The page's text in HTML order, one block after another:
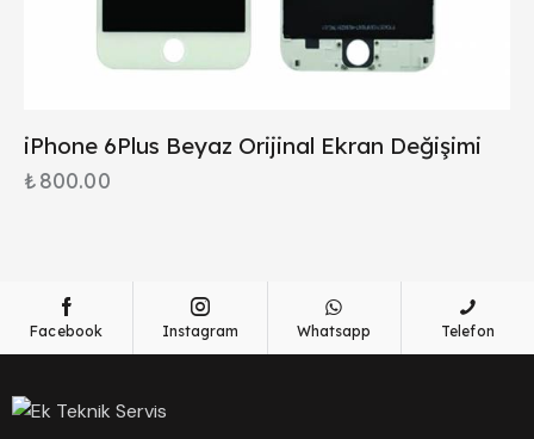
iPhone 6Plus Beyaz Orijinal Ekran Değişimi
₺800.00
Facebook Instagram Whatsapp Telefon